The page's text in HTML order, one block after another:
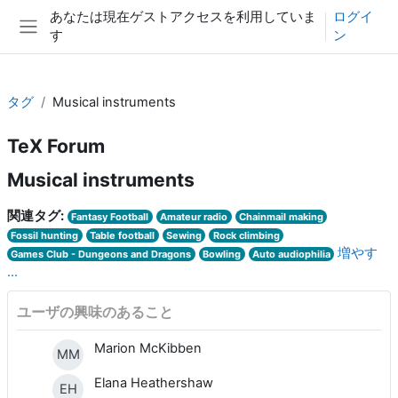
メインコンテンツへスキップする
サイドパネル
あなたは現在ゲストアクセスを利用していま
す
ログイ
ン
タグ Musical instruments
TeX Forum
Musical instruments
関連タグ: Fantasy Football Amateur radio
Chainmail making
Fossil hunting
Table football Sewing
Rock climbing
Games Club - Dungeons and Dragons
Bowling Auto audiophilia 増やす
...
ユーザの興味のあること
MM Marion McKibben
EH Elana Heathershaw